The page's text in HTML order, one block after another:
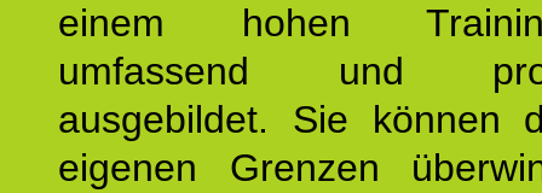
einem hohen
umfassend und
ausgebildet. Sie können
eigenen Grenzen